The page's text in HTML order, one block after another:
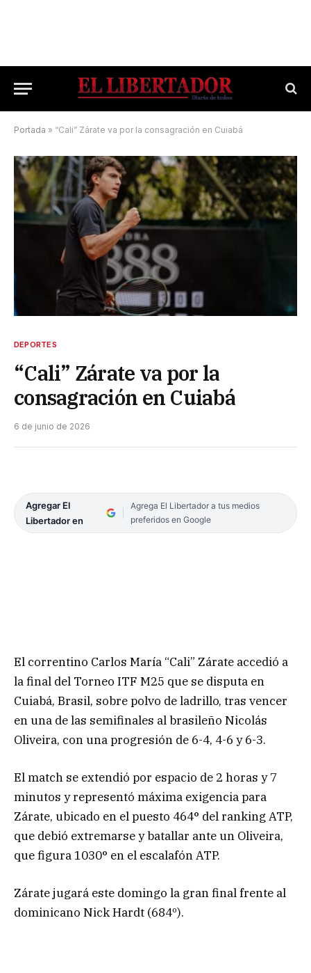
Portada » “Cali” Zárate va por la consagración en Cuiabá
DEPORTES
“Cali” Zárate va por la
consagración en Cuiabá
6 de junio de 2026
Agregar El
Libertador en
Agrega El Libertador a tus medios
preferidos en Google
El correntino Carlos María “Cali” Zárate accedió a
la final del Torneo ITF M25 que se disputa en
Cuiabá, Brasil, sobre polvo de ladrillo, tras vencer
en una de las semifinales al brasileño Nicolás
Oliveira, con una progresión de 6-4, 4-6 y 6-3.
El match se extendió por espacio de 2 horas y 7
minutos y representó máxima exigencia para
Zárate, ubicado en el puesto 464° del ranking ATP,
que debió extremarse y batallar ante un Oliveira,
que figura 1030° en el escalafón ATP.
Zárate jugará este domingo la gran final frente al
dominicano Nick Hardt (684º).